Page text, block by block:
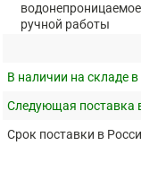
водонепроницаемое
ручной работы
В наличии на складе
Следующая поставка
Срок поставки в